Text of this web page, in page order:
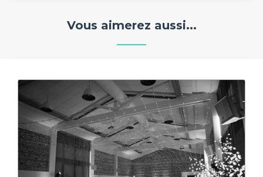
Vous aimerez aussi...